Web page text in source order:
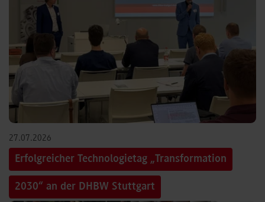
27.07.2026
Erfolgreicher Technologietag „Transformation
2030“ an der DHBW Stuttgart